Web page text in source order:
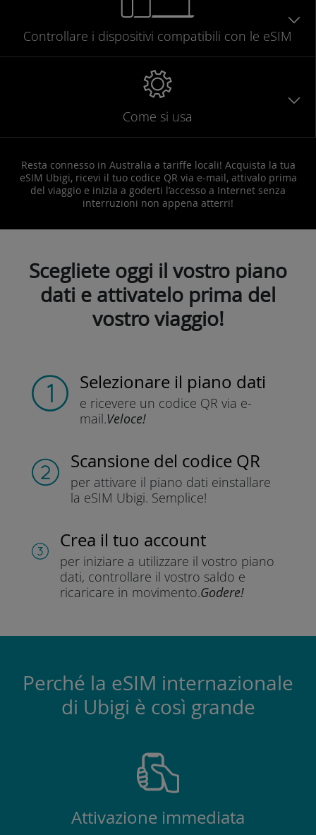
Controllare i dispositivi compatibili con le eSIM
Come si usa
Resta connesso in Australia a tariffe locali! Acquista la tua
eSIM Ubigi, ricevi il tuo codice QR via e-mail, attivalo prima
del viaggio e inizia a goderti l’accesso a Internet senza
interruzioni non appena atterri!
Scegliete oggi il vostro piano
dati e attivatelo prima del
vostro viaggio!
Selezionare il piano dati
e ricevere un codice QR via e-
mail.Veloce!
Scansione del codice QR
per attivare il piano dati einstallare
la eSIM Ubigi. Semplice!
Crea il tuo account
per iniziare a utilizzare il vostro piano
dati, controllare il vostro saldo e
ricaricare in movimento.Godere!
Perché la eSIM internazionale
di Ubigi è così grande
Attivazione immediata